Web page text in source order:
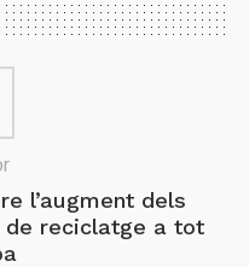
l’augment dels
de reciclatge a tot